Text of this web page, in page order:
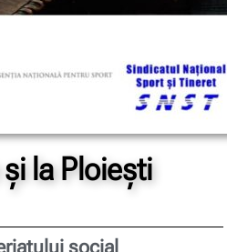
la Ploiești
social